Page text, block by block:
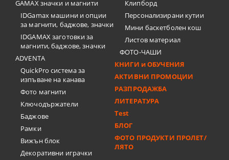
GAMAX значки и магнити
IDGamax машини и опции
за магнити, баджове, значки
IDGAMAX заготовки за
магнити, баджове, значки
ADVENTA
QuickPro система за
изпъване на канава
Фото магнити
Ключодържатели
Баджове
Рамки
Вижън блок
Декоративни играчки
Клипборд
Персонализирани кутии
Мини баскетболен кош
Листов материал
ФОТО-ЧАШИ
КНИГИ и ОБУЧЕНИЯ
АКТИВНИ ПРОМОЦИИ
РАЗПРОДАЖБА
ЛИТЕРАТУРА
Test
БЛОГ
ФОТО ПРОДУКТИ ПРОЛЕТ/
ЛЯТО